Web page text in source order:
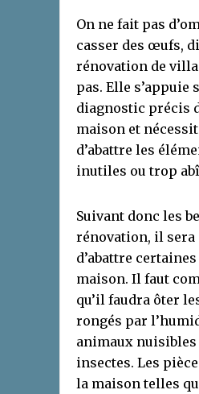
On ne fait pas
casser des œufs,
rénovation de villa
pas. Elle s’appuie
diagnostic précis
maison et
d’abattre les
inutiles ou trop
Suivant donc les
rénovation, il sera
d’abattre
maison. Il faut
qu’il faudra ôter
rongés par
animaux nuisibles
insectes. Les
la maison telles